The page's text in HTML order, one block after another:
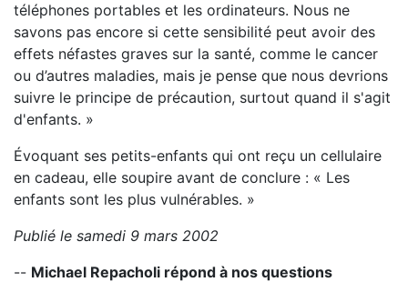
téléphones portables et les ordinateurs. Nous ne
savons pas encore si cette sensibilité peut avoir des
effets néfastes graves sur la santé, comme le cancer
ou d’autres maladies, mais je pense que nous devrions
suivre le principe de précaution, surtout quand il s'agit
d'enfants. »
Évoquant ses petits-enfants qui ont reçu un cellulaire
en cadeau, elle soupire avant de conclure : « Les
enfants sont les plus vulnérables. »
Publié le samedi 9 mars 2002
-- Michael Repacholi répond à nos questions